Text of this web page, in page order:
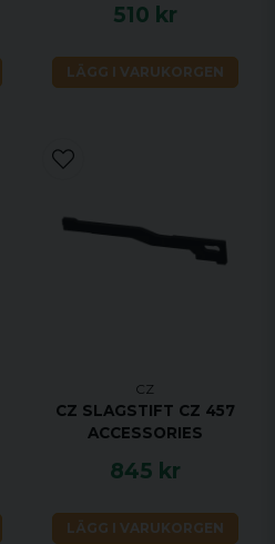
510 kr
LÄGG I VARUKORGEN
CZ
CZ SLAGSTIFT CZ 457
ACCESSORIES
845 kr
LÄGG I VARUKORGEN